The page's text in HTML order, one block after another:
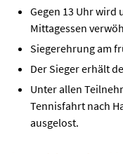
Gegen 13 Uhr wird
Mittagessen
Siegerehrung am
Der Sieger erhält
Unter allen
Tennisfahrt nach
ausgelost.